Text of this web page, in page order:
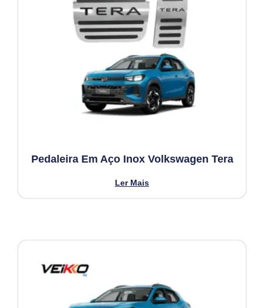
Pedaleira Em Aço Inox Volkswagen Tera
Ler Mais